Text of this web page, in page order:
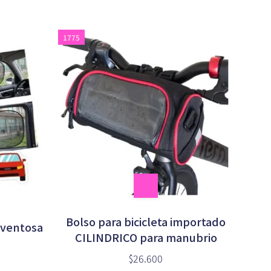
1775
Bolso para bicicleta importado
CILINDRICO para manubrio
$26.600